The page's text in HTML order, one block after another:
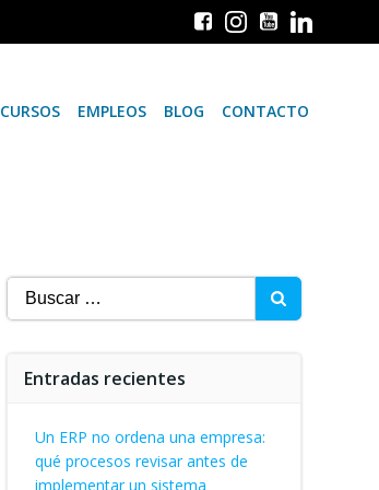
CURSOS EMPLEOS BLOG CONTACTO
Buscar:
Entradas recientes
Un ERP no ordena una empresa:
qué procesos revisar antes de
implementar un sistema